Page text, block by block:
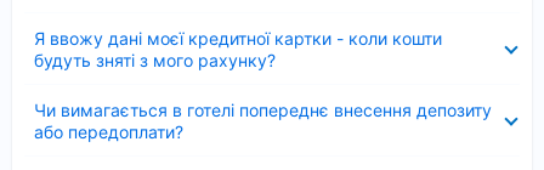
Я ввожу дані моєї кредитної картки - коли кошти
будуть зняті з мого рахунку?
Чи вимагається в готелі попереднє внесення депозиту
або передоплати?